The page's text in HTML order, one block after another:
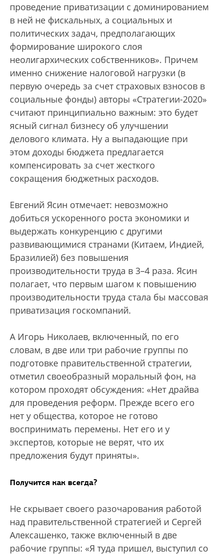
проведение приватизации с доминированием
в ней не фискальных, а социальных и
политических задач, предполагающих
формирование широкого слоя
неолигархических собственников». Причем
именно снижение налоговой нагрузки (в
первую очередь за счет страховых взносов в
социальные фонды) авторы «Стратегии-2020»
считают принципиально важным: это будет
ясный сигнал бизнесу об улучшении
делового климата. Ну а выпадающие при
этом доходы бюджета предлагается
компенсировать за счет жесткого
сокращения бюджетных расходов.
Евгений Ясин отмечает: невозможно
добиться ускоренного роста экономики и
выдержать конкуренцию с другими
развивающимися странами (Китаем, Индией,
Бразилией) без повышения
производительности труда в 3–4 раза. Ясин
полагает, что первым шагом к повышению
производительности труда стала бы массовая
приватизация госкомпаний.
А Игорь Николаев, включенный, по его
словам, в две или три рабочие группы по
подготовке правительственной стратегии,
отметил своеобразный моральный фон, на
котором проходят обсуждения: «Нет драйва
для проведения реформ. Прежде всего его
нет у общества, которое не готово
воспринимать перемены. Нет его и у
экспертов, которые не верят, что их
предложения будут приняты».
Получится как всегда?
Не скрывает своего разочарования работой
над правительственной стратегией и Сергей
Алексашенко, также включенный в две
рабочие группы: «Я туда пришел, выступил со